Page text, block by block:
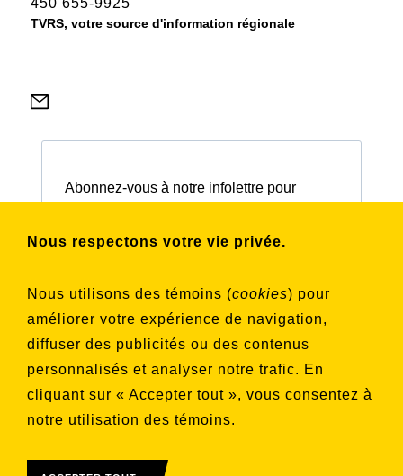
Nous respectons votre vie privée.
Nous utilisons des témoins (cookies) pour
améliorer votre expérience de navigation,
diffuser des publicités ou des contenus
personnalisés et analyser notre trafic. En
cliquant sur « Accepter tout », vous consentez à
notre utilisation des témoins.
450 655-9925
TVRS, votre source d'information régionale
Abonnez-vous à notre infolettre pour
souhaitez vous inscrire
Aucune liste sélectionnée
S'INSCRIRE